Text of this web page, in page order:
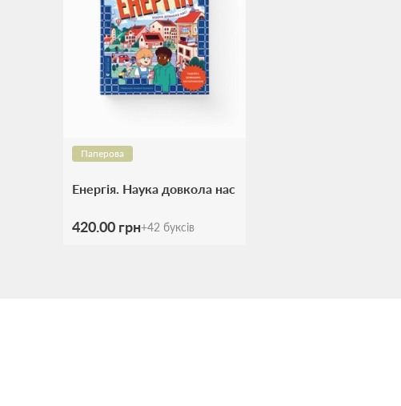
Паперова
Енергія. Наука довкола нас
420.00 грн+42 буксів